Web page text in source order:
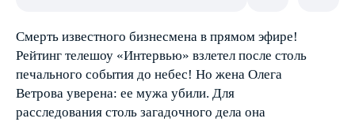
Смерть известного бизнесмена в прямом эфире!
Рейтинг телешоу «Интервью» взлетел после столь
печального события до небес! Но жена Олега
Ветрова уверена: ее мужа убили. Для
расследования столь загадочного дела она